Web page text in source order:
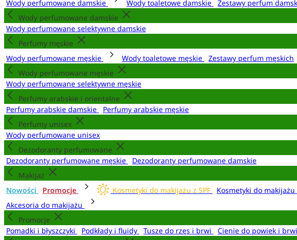
Wody perfumowane damskie
Wody toaletowe damskie
Zestawy perfum
Wody perfumowane damskie
Wody perfumowane selektywne damskie
Perfumy męskie
Wody perfumowane męskie
Wody toaletowe męskie
Zestawy perfum męskich
Wody perfumowane męskie
Wody perfumowane selektywne męskie
Perfumy arabskie i orientalne
Perfumy arabskie damskie
Perfumy arabskie męskie
Perfumy unisex
Wody perfumowane unisex
Dezodoranty perfumowane
Dezodoranty perfumowane męskie
Dezodoranty perfumowane damskie
Makijaż
Nowości
Promocje Kosmetyki do makijażu z SPF Kosmetyki do
Akcesoria do makijażu
Promocje
Pomadki i błyszczyki
Podkłady i fluidy Tusze do rzęs i brwi Cienie do powiek i brwi